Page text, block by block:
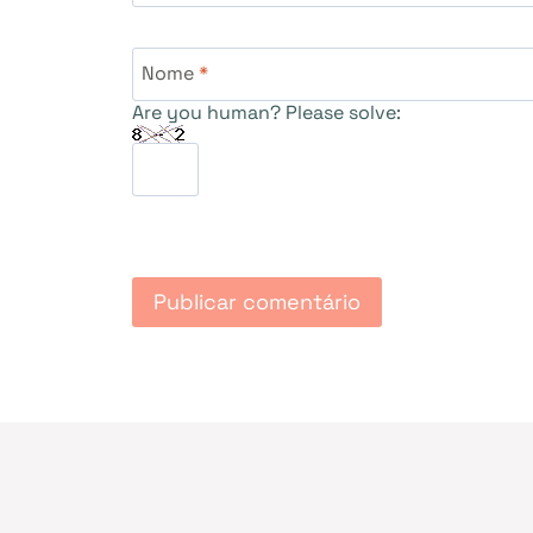
Nome*
Are you human? Please solve: